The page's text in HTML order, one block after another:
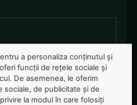
Green-Report
a personaliza conținutul și
funcții de rețele sociale și
De asemenea, le oferim
sociale, de publicitate și de
la modul în care folosiți